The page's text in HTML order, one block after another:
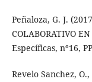
Peñaloza, G. J.
COLABORATIVO
Específicas, nº16,
Revelo Sanchez,